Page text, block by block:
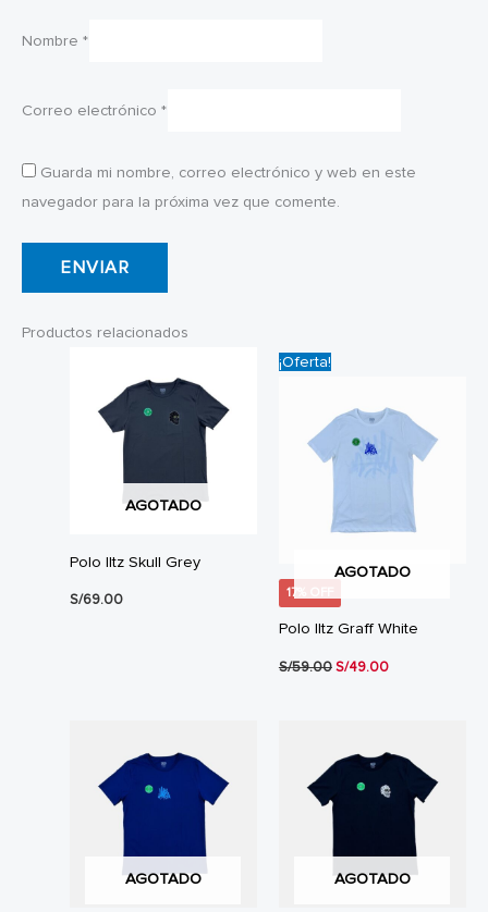
Nombre *
Correo electrónico *
Guarda mi nombre, correo electrónico y web en este
navegador para la próxima vez que comente.
Productos relacionados
AGOTADO
Polo Iltz Skull Grey
S/69.00
¡Oferta!
17% OFF
AGOTADO
Polo Iltz Graff White
S/59.00 El
precio
S/49.00El
AGOTADO AGOTADO